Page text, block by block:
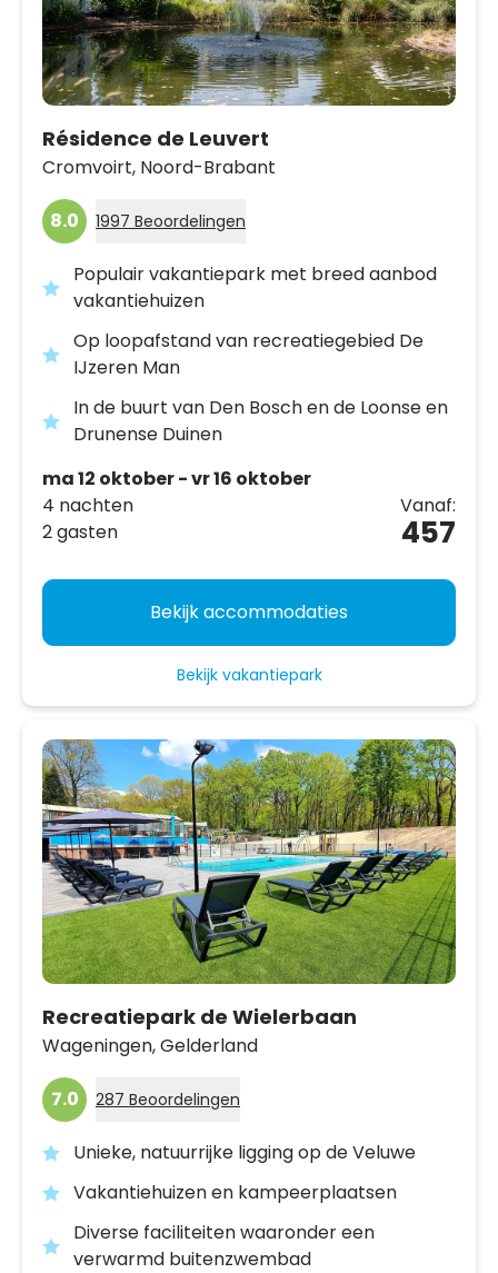
Résidence de Leuvert
Cromvoirt, Noord-Brabant
8.0 1997 Beoordelingen
Populair vakantiepark met breed aanbod
vakantiehuizen
Op loopafstand van recreatiegebied De
IJzeren Man
In de buurt van Den Bosch en de Loonse en
Drunense Duinen
ma 12 oktober - vr 16 oktober
4 nachten
2 gasten
Vanaf:
457
Bekijk accommodaties
Bekijk vakantiepark
Recreatiepark de Wielerbaan
Wageningen,Gelderland
7.0 287 Beoordelingen
Unieke, natuurrijke ligging op de Veluwe
Vakantiehuizen en kampeerplaatsen
Diverse faciliteiten waaronder een
verwarmd buitenzwembad